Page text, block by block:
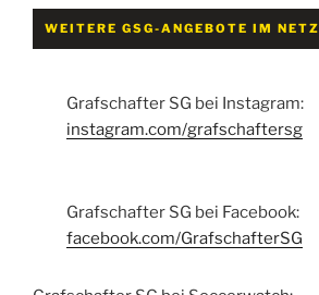
WEITERE GSG-ANGEBOTE IM NETZ
Grafschafter SG bei Instagram:
instagram.com/grafschaftersg
Grafschafter SG bei Facebook:
facebook.com/GrafschafterSG